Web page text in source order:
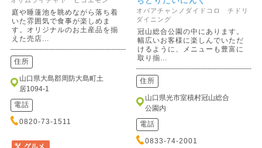
庭や睡蓮池を眺めながら落ち着
いた雰囲気で食事が楽しめま
す。オリジナルのお土産品を揃
えた売店...
住所
山口県大島郡周防大島町土
居1094-1
電話
0820-73-1511
オバアチャンノダイドコロ チドリ
ダイニング
冠山総合公園の中にあります。
幅広いお客様に楽しんでいただ
けるように、メニューも豊富に
取り揃...
住所
山口県光市室積村冠山総合
公園内
電話
0833-74-2001